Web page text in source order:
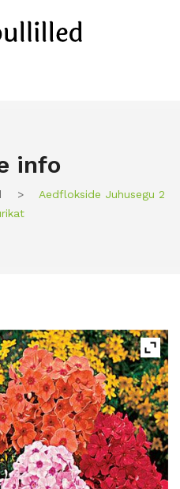
info
>
Aedflokside Juhusegu 2